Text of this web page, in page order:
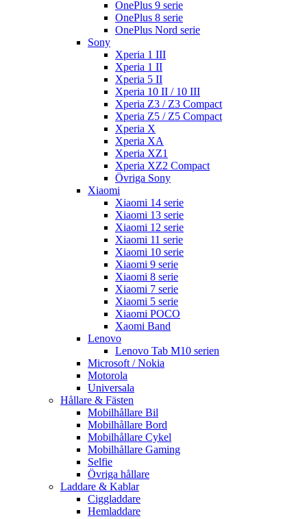
OnePlus 9 serie
OnePlus 8 serie
OnePlus Nord serie
Sony
Xperia 1 III
Xperia 1 II
Xperia 5 II
Xperia 10 II / 10 III
Xperia Z3 / Z3 Compact
Xperia Z5 / Z5 Compact
Xperia X
Xperia XA
Xperia XZ1
Xperia XZ2 Compact
Övriga Sony
Xiaomi
Xiaomi 14 serie
Xiaomi 13 serie
Xiaomi 12 serie
Xiaomi 11 serie
Xiaomi 10 serie
Xiaomi 9 serie
Xiaomi 8 serie
Xiaomi 7 serie
Xiaomi 5 serie
Xiaomi POCO
Xaomi Band
Lenovo
Lenovo Tab M10 serien
Microsoft / Nokia
Motorola
Universala
Hållare & Fästen
Mobilhållare Bil
Mobilhållare Bord
Mobilhållare Cykel
Mobilhållare Gaming
Selfie
Övriga hållare
Laddare & Kablar
Ciggladdare
Hemladdare